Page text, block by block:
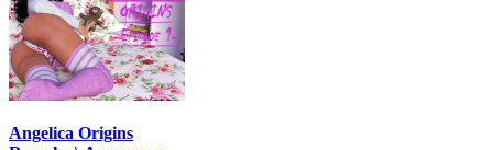
Angelica Origins